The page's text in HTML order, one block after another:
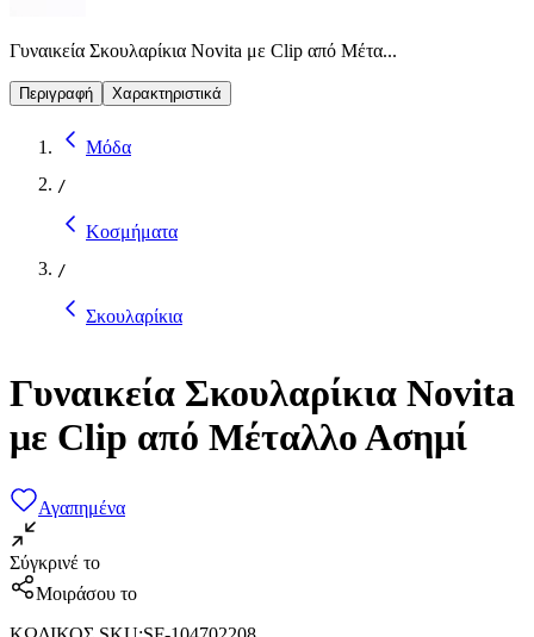
Γυναικεία Σκουλαρίκια Novita με Clip από Μέτα...
Περιγραφή Χαρακτηριστικά
Μόδα
/
Κοσμήματα
/
Σκουλαρίκια
Γυναικεία Σκουλαρίκια Novita
με Clip από Μέταλλο Ασημί
Αγαπημένα
Σύγκρινέ το
Μοιράσου το